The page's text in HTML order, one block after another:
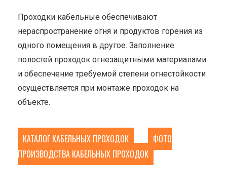
Проходки кабельные обеспечивают
нераспространение огня и продуктов горения из
одного помещения в другое. Заполнение
полостей проходок огнезащитными материалами
и обеспечение требуемой степени огнестойкости
осуществляется при монтаже проходок на
объекте.
КАТАЛОГ КАБЕЛЬНЫХ ПРОХОДОК
ФОТО
ПРОИЗВОДСТВА КАБЕЛЬНЫХ ПРОХОДОК